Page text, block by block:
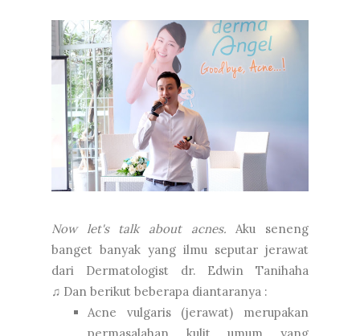
Now let's talk about acnes. Aku seneng
banget banyak yang ilmu seputar jerawat
dari Dermatologist dr. Edwin Tanihaha
♫ Dan berikut beberapa diantaranya :
Acne vulgaris (jerawat) merupakan